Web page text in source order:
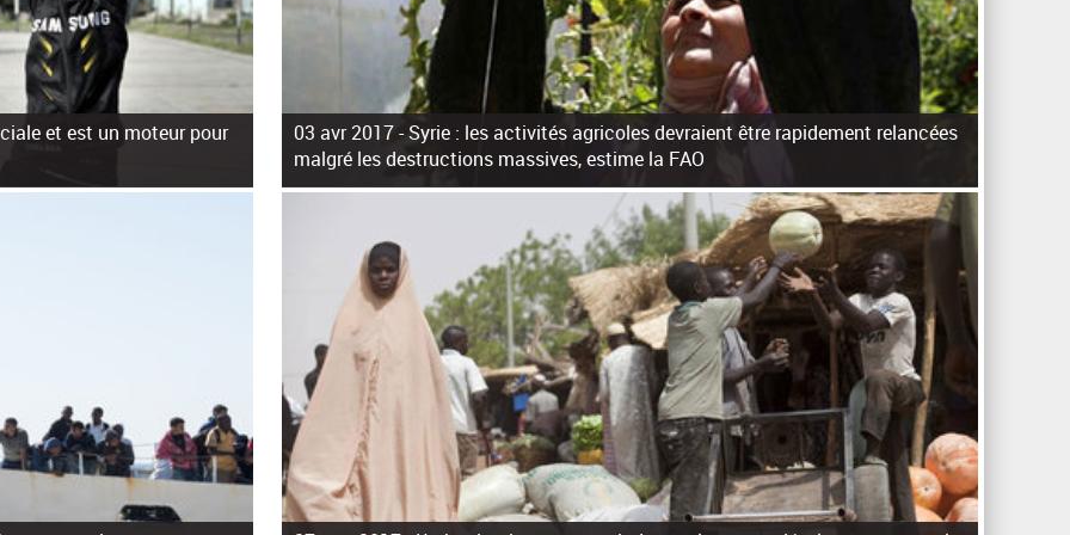
et est un moteur pour
03 avr 2017 -Syrie : les activités agricoles devraient être rapidement relancées
malgré les destructions massives, estime la FAO